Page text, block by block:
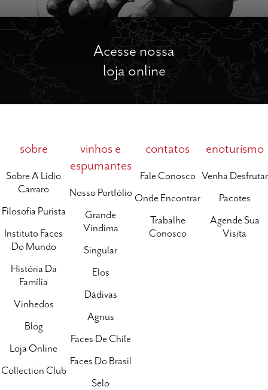
Acesse nossa
loja online
sobre
Sobre A Lidio
Carraro
Filosofia Purista
Instituto Faces
Do Mundo
História Da
Família
Vinhedos
Blog
Loja Online
Collection Club
vinhos e
espumantes
Nosso Portfólio
Grande
Vindima
Singular
Elos
Dádivas
Agnus
Faces De Chile
Faces Do Brasil
Selo
contatos
Fale Conosco
Onde Encontrar
Trabalhe
Conosco
enoturismo
Venha Desfrutar
Pacotes
Agende Sua
Visita